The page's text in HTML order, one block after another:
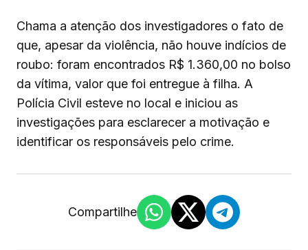
Chama a atenção dos investigadores o fato de
que, apesar da violência, não houve indícios de
roubo: foram encontrados R$ 1.360,00 no bolso
da vítima, valor que foi entregue à filha. A
Polícia Civil esteve no local e iniciou as
investigações para esclarecer a motivação e
identificar os responsáveis pelo crime.
Compartilhe